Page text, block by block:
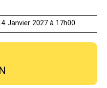
Janvier 2027 à 17h00